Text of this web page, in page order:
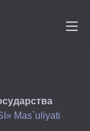
Mas`uliyati